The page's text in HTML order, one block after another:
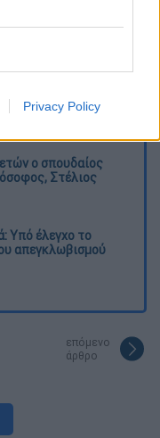
Privacy Policy
Σαρακήνικο:
ζήτησαν
- Ζητούν να
beach bars
ο σπουδαίος
Στέλιος
Υπό έλεγχο το
απεγκλωβισμού
επόμενο
άρθρο